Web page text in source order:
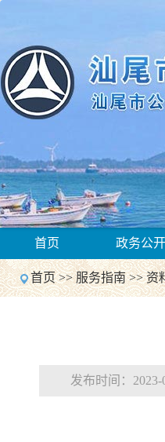
Previous
Next
1
首页 政务公开
首页>>服务指南>>资
发布时间：2023-